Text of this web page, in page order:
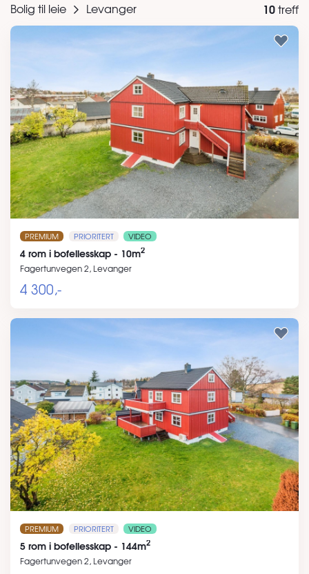
Bolig til leie Levanger 10treff
PREMIUM PRIORITERT VIDEO
4 rom i bofellesskap - 10m2
Fagertunvegen 2, Levanger
4 300,-
PREMIUM PRIORITERT VIDEO
5 rom i bofellesskap - 144m2
Fagertunvegen 2, Levanger